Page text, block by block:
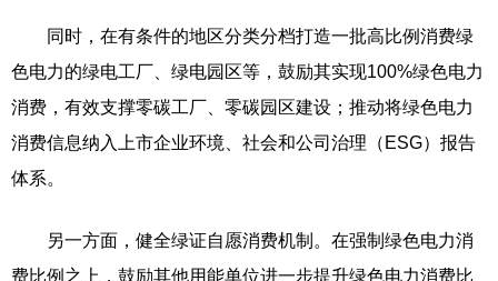
同时，在有条件的地区分类分档打造一批高比例消费绿
色电力的绿电工厂、绿电园区等，鼓励其实现100%绿色电力
消费，有效支撑零碳工厂、零碳园区建设；推动将绿色电力
消费信息纳入上市企业环境、社会和公司治理（ESG）报告
体系。
另一方面，健全绿证自愿消费机制。在强制绿色电力消
费比例之上，鼓励其他用能单位进一步提升绿色电力消费比